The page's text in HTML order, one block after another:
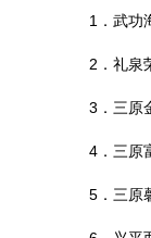
1．武功海
2．礼泉荣
3．三原金
4．三原富
5．三原馨